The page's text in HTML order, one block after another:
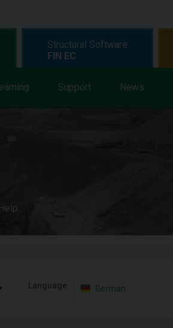
Support News
Structural Software
FIN EC
Language: German